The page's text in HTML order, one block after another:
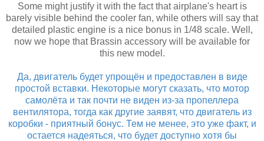
Some might justify it with the fact that airplane's heart is
barely visible behind the cooler fan, while others will say that
detailed plastic engine is a nice bonus in 1/48 scale. Well,
now we hope that Brassin accessory will be available for
this new model.
Да, двигатель будет упрощён и предоставлен в виде
простой вставки. Некоторые могут сказать, что мотор
самолёта и так почти не виден из-за пропеллера
вентилятора, тогда как другие заявят, что двигатель из
коробки - приятный бонус. Тем не менее, это уже факт, и
остается надеяться, что будет доступно хотя бы